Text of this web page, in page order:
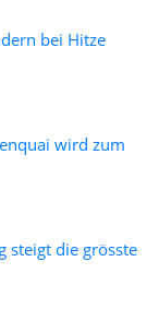
bei Hitze
wird zum
steigt die grösste